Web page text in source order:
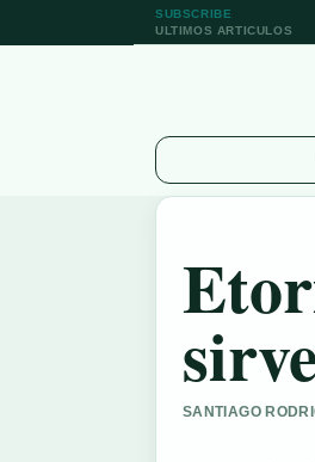
SUBSCRIBE
ULTIMOS ARTICULOS
SANTIAGO